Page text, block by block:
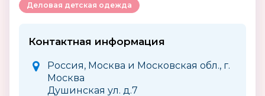
Деловая детская одежда
Контактная информация
Россия, Москва и Московская обл., г.
Москва
Душинская ул. д.7